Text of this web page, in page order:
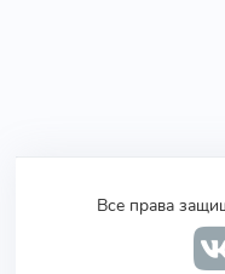
Все права